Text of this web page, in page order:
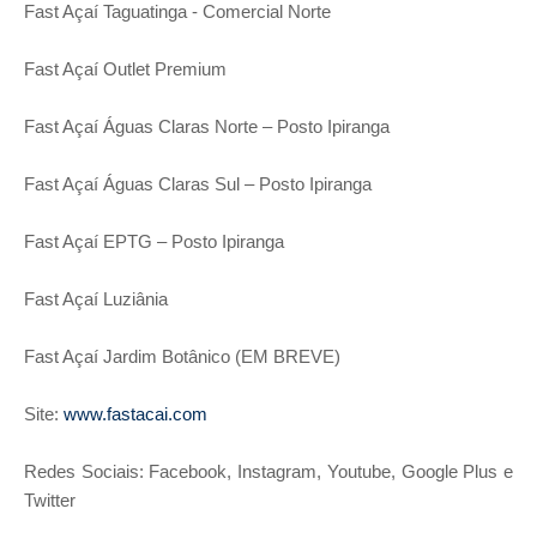
Fast Açaí Taguatinga - Comercial Norte
Fast Açaí Outlet Premium
Fast Açaí Águas Claras Norte – Posto Ipiranga
Fast Açaí Águas Claras Sul – Posto Ipiranga
Fast Açaí EPTG – Posto Ipiranga
Fast Açaí Luziânia
Fast Açaí Jardim Botânico (EM BREVE)
Site: www.fastacai.com
Redes Sociais: Facebook, Instagram, Youtube, Google Plus e
Twitter